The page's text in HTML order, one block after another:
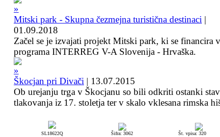
Mitski park - Skupna čezmejna turistična destinaci |
01.09.2018
Začel se je izvajati projekt Mitski park, ki se financira
programa INTERREG V-A Slovenija - Hrvaška.
Škocjan pri Divači | 13.07.2015
Ob urejanju trga v Škocjanu so bili odkriti ostanki
tlakovanja iz 17. stoletja ter v skalo vklesana rimska
SL18622Q Šifra: 3062 Št. vpisa: 320